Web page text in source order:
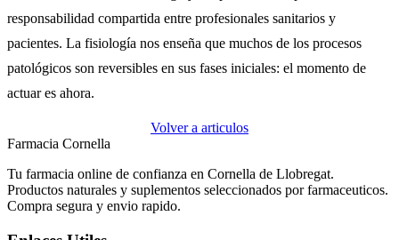
responsabilidad compartida entre profesionales sanitarios y
pacientes. La fisiología nos enseña que muchos de los procesos
patológicos son reversibles en sus fases iniciales: el momento de
actuar es ahora.
Volver a articulos
Farmacia Cornella
Tu farmacia online de confianza en Cornella de Llobregat.
Productos naturales y suplementos seleccionados por farmaceuticos.
Compra segura y envio rapido.